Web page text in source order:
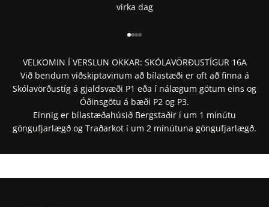
virka dag
Fara í 1
Fara í 2
Fara í 3
Fara í 4
VELKOMIN Í VERSLUN OKKAR: SKÓLAVÖRÐUSTÍGUR 16A
Við bendum viðskiptavinum að bílastæði er oft að finna á
Skólavörðustíg á gjaldsvæði P1 eða í nálægum götum eins og
Óðinsgötu á bæði P2 og P3.
Einnig er bílastæðahúsið Bergstaðir í um 1 mínútu
göngufjarlægð og Traðarkot í um 2 mínútuna göngufjarlægð.
Staðsetning í Google Maps
Staðsetning í Apple Maps